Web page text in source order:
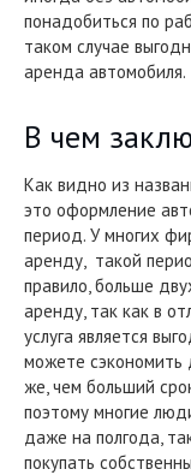
понадобиться по
таком случае
аренда автомобиля.
В чем
Как видно из
это оформление
период. У многих
аренду, такой
правило, больше
аренду, так как в
услуга является
можете сэкономить
же, чем больший
поэтому многие
даже на полгода,
покупать